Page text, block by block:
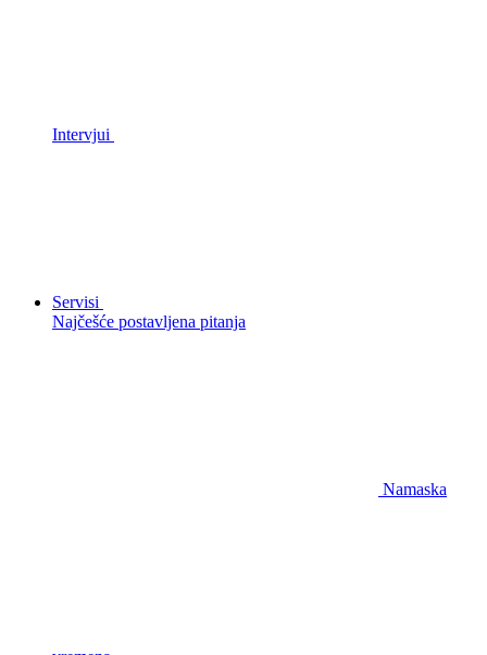
Intervjui
Servisi
Najčešće postavljena pitanja
Namaska